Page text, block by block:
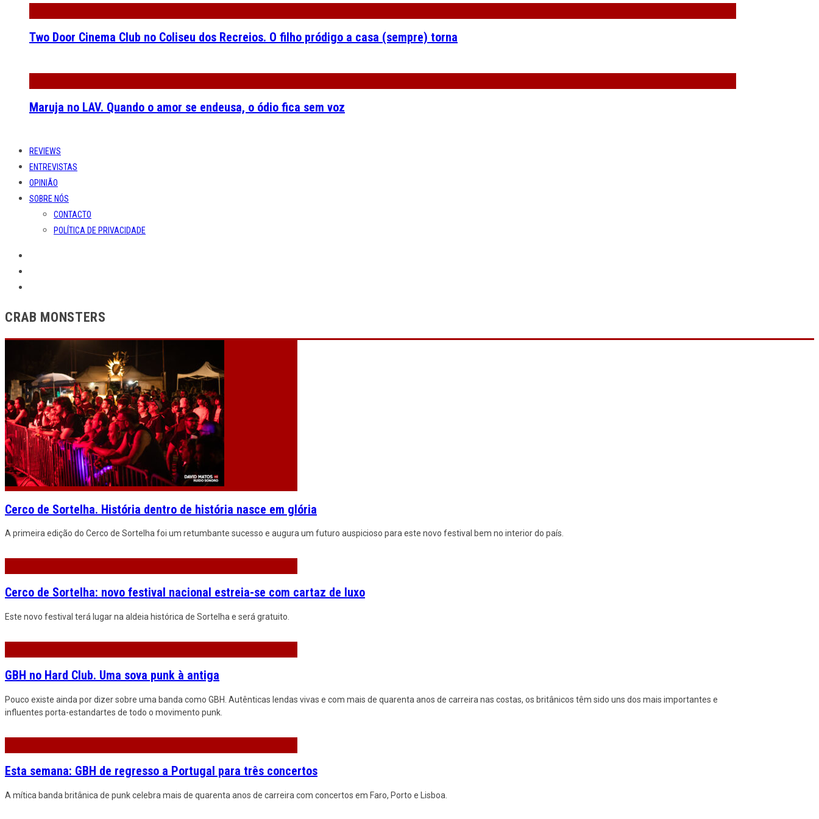
Two Door Cinema Club no Coliseu dos Recreios. O filho pródigo a casa (sempre) torna
Maruja no LAV. Quando o amor se endeusa, o ódio fica sem voz
REVIEWS
ENTREVISTAS
OPINIÃO
SOBRE NÓS
CONTACTO
POLÍTICA DE PRIVACIDADE
CRAB MONSTERS
Cerco de Sortelha. História dentro de história nasce em glória
A primeira edição do Cerco de Sortelha foi um retumbante sucesso e augura um futuro auspicioso para este novo festival bem no interior do país.
Cerco de Sortelha: novo festival nacional estreia-se com cartaz de luxo
Este novo festival terá lugar na aldeia histórica de Sortelha e será gratuito.
GBH no Hard Club. Uma sova punk à antiga
Pouco existe ainda por dizer sobre uma banda como GBH. Autênticas lendas vivas e com mais de quarenta anos de carreira nas costas, os britânicos têm sido uns dos mais importantes e
influentes porta-estandartes de todo o movimento punk.
Esta semana: GBH de regresso a Portugal para três concertos
A mítica banda britânica de punk celebra mais de quarenta anos de carreira com concertos em Faro, Porto e Lisboa.